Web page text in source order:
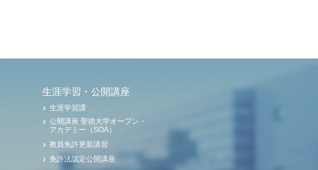
生涯学習・公開講座
生涯学習課
公開講座 聖徳大学オープン・
アカデミー（SOA）
教員免許更新講習
免許法認定公開講座